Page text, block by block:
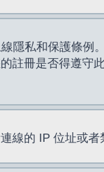
隱私和保護條
註冊是否得遵守
線的 IP 位址或